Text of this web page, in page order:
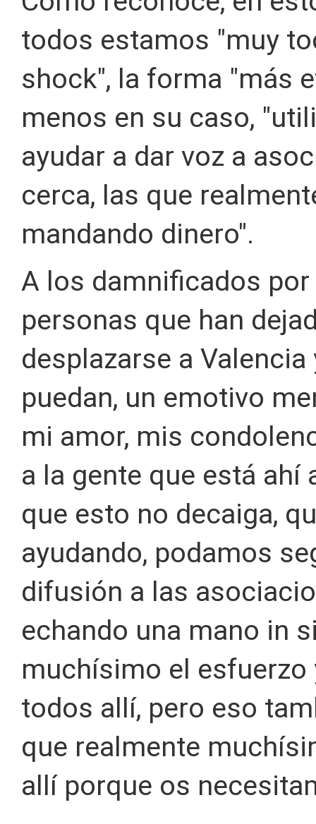
todos estamos "muy
shock", la forma "más
menos en su caso,
ayudar a dar voz a
cerca, las que
mandando dinero".
A los damnificados
personas que han
desplazarse a
puedan, un emotivo
mi amor, mis
a la gente que está ahí
que esto no decaiga,
ayudando, podamos
difusión a las
echando una mano in
muchísimo el
todos allí, pero eso
que realmente
allí porque os